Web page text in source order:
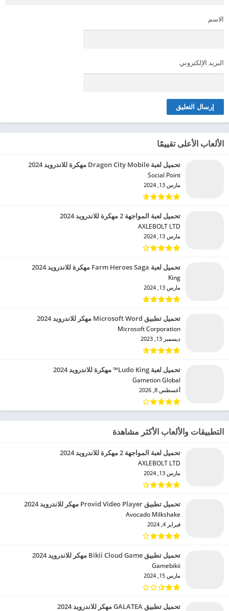
الاسم
البريد الإلكتروني
الألعاب الأعلى تقييمًا
تحميل لعبة Dragon City Mobile مهكرة للاندرويد 2024
Social Point‏
مارس 13, 2024
تحميل لعبة المواجهة 2 مهكرة للاندرويد 2024
AXLEBOLT LTD‏
مارس 13, 2024
تحميل لعبة Farm Heroes Saga مهكرة للاندرويد 2024
King‏
مارس 13, 2024
تحميل تطبيق Microsoft Word مهكر للاندرويد 2024
Microsoft Corporation‏
ديسمبر 13, 2023
تحميل لعبة Ludo King™ مهكرة للاندرويد 2024
Gametion Global‏
أغسطس 8, 2026
التطبيقات والألعاب الأكثر مشاهدة
تحميل لعبة المواجهة 2 مهكرة للاندرويد 2024
AXLEBOLT LTD‏
مارس 13, 2024
تحميل تطبيق Provid Video Player مهكر للاندرويد 2024
Avocado Milkshake‏
فبراير 4, 2024
تحميل تطبيق Bikii Cloud Game مهكر للاندرويد 2024
Gamebikii‏
مارس 15, 2024
تحميل تطبيق GALATEA مهكر للاندرويد 2024